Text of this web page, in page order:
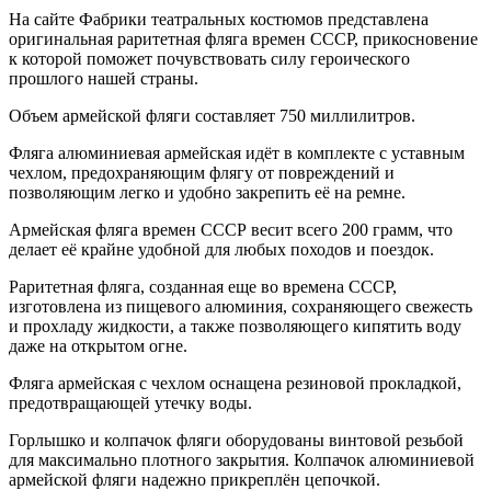
На сайте Фабрики театральных костюмов представлена
оригинальная раритетная фляга времен СССР, прикосновение
к которой поможет почувствовать силу героического
прошлого нашей страны.
Объем армейской фляги составляет 750 миллилитров.
Фляга алюминиевая армейская идёт в комплекте с уставным
чехлом, предохраняющим флягу от повреждений и
позволяющим легко и удобно закрепить её на ремне.
Армейская фляга времен СССР весит всего 200 грамм, что
делает её крайне удобной для любых походов и поездок.
Раритетная фляга, созданная еще во времена СССР,
изготовлена из пищевого алюминия, сохраняющего свежесть
и прохладу жидкости, а также позволяющего кипятить воду
даже на открытом огне.
Фляга армейская с чехлом оснащена резиновой прокладкой,
предотвращающей утечку воды.
Горлышко и колпачок фляги оборудованы винтовой резьбой
для максимально плотного закрытия. Колпачок алюминиевой
армейской фляги надежно прикреплён цепочкой.